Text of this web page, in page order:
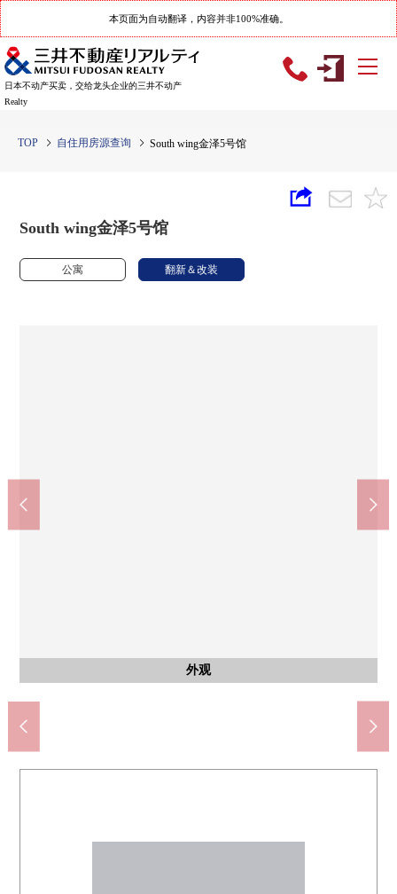
本页面为自动翻译，内容并非100%准确。
日本不动产买卖，交给龙头企业的三井不动产
Realty
TOP 自住用房源查询 South wing金泽5号馆
South wing金泽5号馆
公寓 翻新＆改装
外观
客厅
厨房
公共汽车
厕所
收纳
厨房
厨房
厨房
厨房
厨房
洗脸
洗脸
洗脸
西式房间
收纳
西式房间
收纳
西式房间
收纳
阳台
阳台
门口
收纳
外观
停车场
共有部分
Lawson金泽福浦2丁目商店(约530m)